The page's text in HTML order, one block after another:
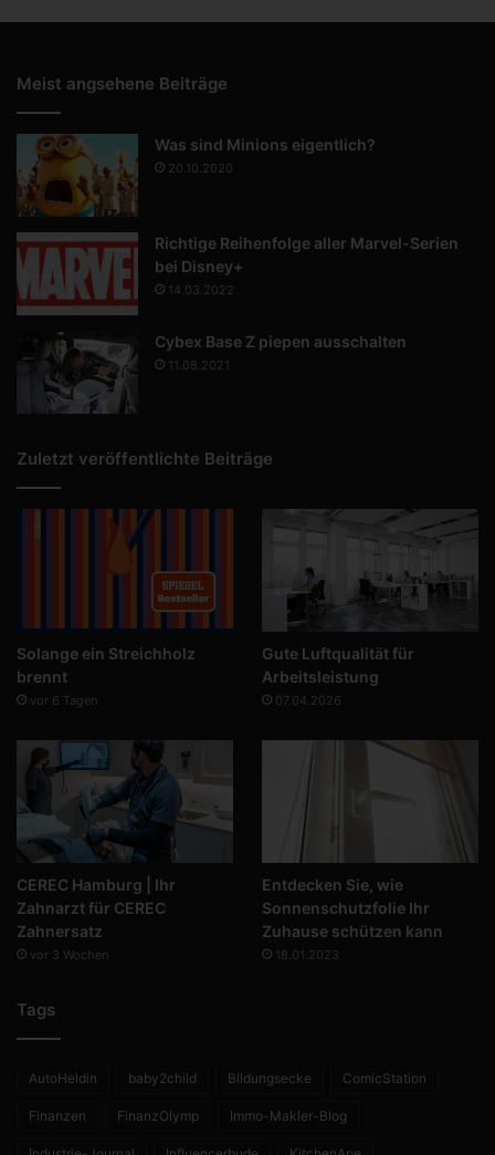
Meist angsehene Beiträge
Was sind Minions eigentlich?
20.10.2020
Richtige Reihenfolge aller Marvel-Serien
bei Disney+
14.03.2022
Cybex Base Z piepen ausschalten
11.08.2021
Zuletzt veröffentlichte Beiträge
Solange ein Streichholz
brennt
vor 6 Tagen
Gute Luftqualität für
Arbeitsleistung
07.04.2026
CEREC Hamburg | Ihr
Zahnarzt für CEREC
Zahnersatz
vor 3 Wochen
Entdecken Sie, wie
Sonnenschutzfolie Ihr
Zuhause schützen kann
18.01.2023
Tags
AutoHeldin baby2child Bildungsecke ComicStation
Finanzen FinanzOlymp Immo-Makler-Blog